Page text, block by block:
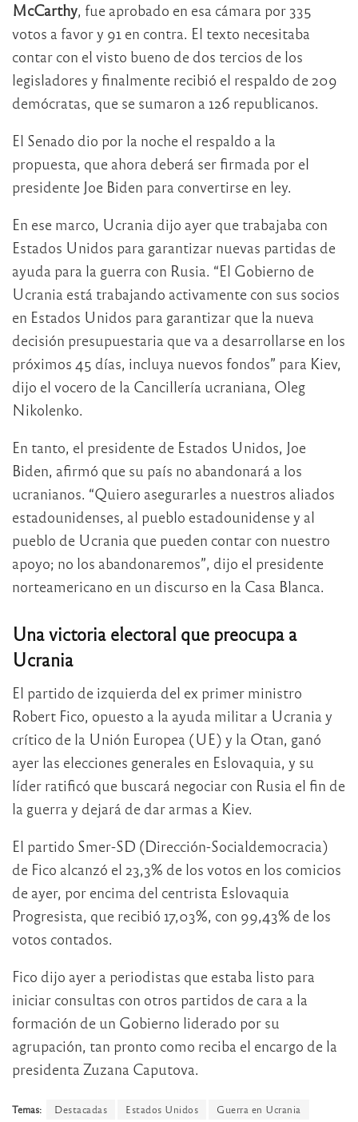
McCarthy, fue aprobado en esa cámara por 335
votos a favor y 91 en contra. El texto necesitaba
contar con el visto bueno de dos tercios de los
legisladores y finalmente recibió el respaldo de 209
demócratas, que se sumaron a 126 republicanos.
El Senado dio por la noche el respaldo a la
propuesta, que ahora deberá ser firmada por el
presidente Joe Biden para convertirse en ley.
En ese marco, Ucrania dijo ayer que trabajaba con
Estados Unidos para garantizar nuevas partidas de
ayuda para la guerra con Rusia. “El Gobierno de
Ucrania está trabajando activamente con sus socios
en Estados Unidos para garantizar que la nueva
decisión presupuestaria que va a desarrollarse en los
próximos 45 días, incluya nuevos fondos” para Kiev,
dijo el vocero de la Cancillería ucraniana, Oleg
Nikolenko.
En tanto, el presidente de Estados Unidos, Joe
Biden, afirmó que su país no abandonará a los
ucranianos. “Quiero asegurarles a nuestros aliados
estadounidenses, al pueblo estadounidense y al
pueblo de Ucrania que pueden contar con nuestro
apoyo; no los abandonaremos”, dijo el presidente
norteamericano en un discurso en la Casa Blanca.
Una victoria electoral que preocupa a
Ucrania
El partido de izquierda del ex primer ministro
Robert Fico, opuesto a la ayuda militar a Ucrania y
crítico de la Unión Europea (UE) y la Otan, ganó
ayer las elecciones generales en Eslovaquia, y su
líder ratificó que buscará negociar con Rusia el fin de
la guerra y dejará de dar armas a Kiev.
El partido Smer-SD (Dirección-Socialdemocracia)
de Fico alcanzó el 23,3% de los votos en los comicios
de ayer, por encima del centrista Eslovaquia
Progresista, que recibió 17,03%, con 99,43% de los
votos contados.
Fico dijo ayer a periodistas que estaba listo para
iniciar consultas con otros partidos de cara a la
formación de un Gobierno liderado por su
agrupación, tan pronto como reciba el encargo de la
presidenta Zuzana Caputova.
Temas: Destacadas Estados Unidos Guerra en Ucrania